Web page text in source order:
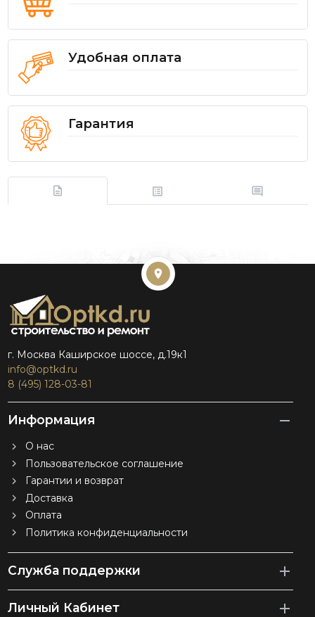
Удобная оплата
Гарантия
г. Москва Каширское шоссе, д.19к1
info@optkd.ru
8 (495) 128-03-81
Информация
О нас
Пользовательское соглашение
Гарантии и возврат
Доставка
Оплата
Политика конфиденциальности
Служба поддержки
Личный Кабинет